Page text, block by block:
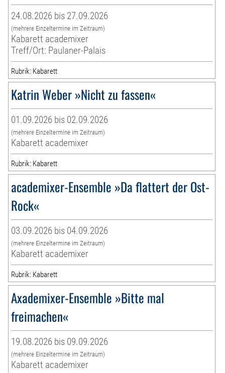
24.08.2026 bis 27.09.2026
(mehrere Einzeltermine im Zeitraum)
Kabarett academixer
Treff/Ort: Paulaner-Palais
Rubrik: Kabarett
Katrin Weber »Nicht zu fassen«
01.09.2026 bis 02.09.2026
(mehrere Einzeltermine im Zeitraum)
Kabarett academixer
Rubrik: Kabarett
academixer-Ensemble »Da flattert der Ost-
Rock«
03.09.2026 bis 04.09.2026
(mehrere Einzeltermine im Zeitraum)
Kabarett academixer
Rubrik: Kabarett
Axademixer-Ensemble »Bitte mal
freimachen«
19.08.2026 bis 09.09.2026
(mehrere Einzeltermine im Zeitraum)
Kabarett academixer